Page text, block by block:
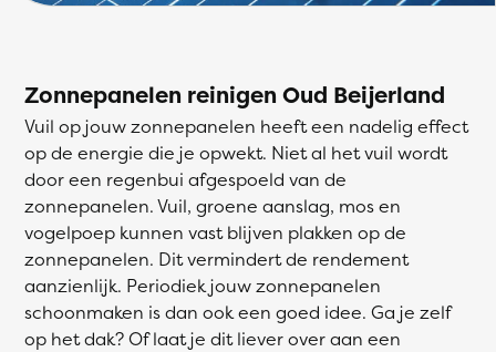
Zonnepanelen reinigen Oud Beijerland
Vuil op jouw zonnepanelen heeft een nadelig effect
op de energie die je opwekt. Niet al het vuil wordt
door een regenbui afgespoeld van de
zonnepanelen. Vuil, groene aanslag, mos en
vogelpoep kunnen vast blijven plakken op de
zonnepanelen. Dit vermindert de rendement
aanzienlijk. Periodiek jouw zonnepanelen
schoonmaken is dan ook een goed idee. Ga je zelf
op het dak? Of laat je dit liever over aan een